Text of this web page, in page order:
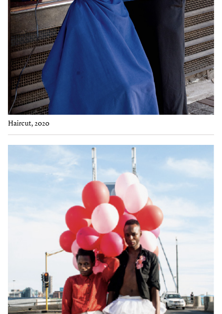
Haircut, 2020